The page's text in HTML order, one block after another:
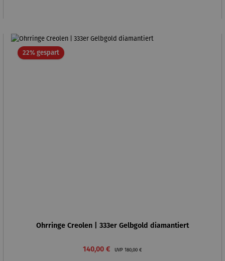
22% gespartRabatt
Ohrringe Creolen | 333er Gelbgold diamantiert
Verkaufspreis:
140,00 € UVP Regulärer Preis:
180,00 €